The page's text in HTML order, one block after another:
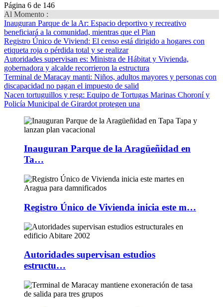
Página 6 de 146
Al Momento :
Inauguran Parque de la Ar: Espacio deportivo y recreativo
beneficiará a la comunidad, mientras que el Plan
Registro Único de Viviend: El censo está dirigido a hogares con
etiqueta roja o pérdida total y se realizar
Autoridades supervisan es: Ministra de Hábitat y Vivienda,
gobernadora y alcalde recorrieron la estructura
Terminal de Maracay manti: Niños, adultos mayores y personas con
discapacidad no pagan el impuesto de salid
Nacen tortuguillos y resg: Equipo de Tortugas Marinas Choroní y
Policía Municipal de Girardot protegen una
Inauguran Parque de la Aragüeñidad en
Ta…
Registro Único de Vivienda inicia este m…
Autoridades supervisan estudios
estructu…